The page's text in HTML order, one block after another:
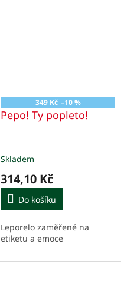
349 Kč –10 %
Pepo! Ty popleto!
Skladem
314,10 Kč
Do košíku
Leporelo zaměřené na
etiketu a emoce